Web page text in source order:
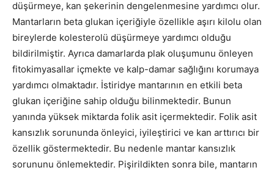
düşürmeye, kan şekerinin dengelenmesine yardımcı olur.
Mantarların beta glukan içeriğiyle özellikle aşırı kilolu olan
bireylerde kolesterolü düşürmeye yardımcı olduğu
bildirilmiştir. Ayrıca damarlarda plak oluşumunu önleyen
fitokimyasallar içmekte ve kalp-damar sağlığını korumaya
yardımcı olmaktadır. İstiridye mantarının en etkili beta
glukan içeriğine sahip olduğu bilinmektedir. Bunun
yanında yüksek miktarda folik asit içermektedir. Folik asit
kansızlık sorununda önleyici, iyileştirici ve kan arttırıcı bir
özellik göstermektedir. Bu nedenle mantar kansızlık
sorununu önlemektedir. Pişirildikten sonra bile, mantarın